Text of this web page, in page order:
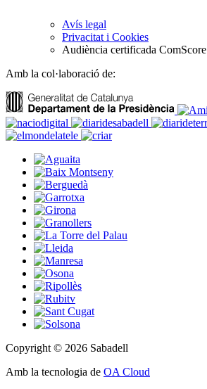
Avís legal
Privacitat i Cookies
Audiència certificada ComScore
Amb la col·laboració de:
Copyright © 2026 Sabadell
Amb la tecnologia de OA Cloud